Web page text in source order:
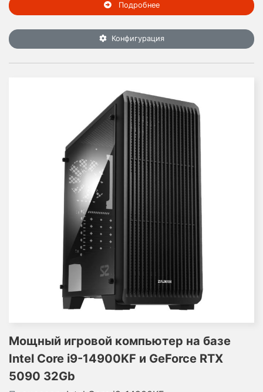
Подробнее
Конфигурация
Мощный игровой компьютер на базе
Intel Core i9-14900KF и GeForce RTX
5090 32Gb